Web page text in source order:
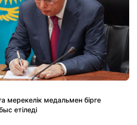
мерекелік медальмен бірге
етіледі